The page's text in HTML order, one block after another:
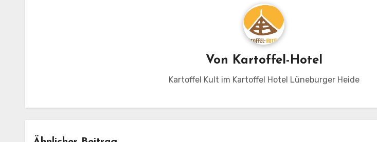
Von Kartoffel-Hotel
Kartoffel Kult im Kartoffel Hotel Lüneburger Heide